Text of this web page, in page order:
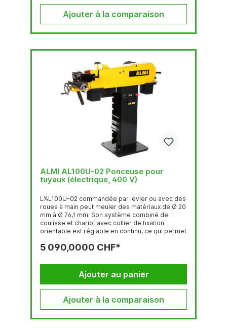
Ajouter à la comparaison
ALMI AL100U-02 Ponceuse pour
tuyaux (électrique, 400 V)
L’AL100U-02 commandée par levier ou avec des
roues à main peut meuler des matériaux de Ø 20
mm à Ø 76,1 mm. Son système combiné de
coulisse et chariot avec collier de fixation
orientable est réglable en continu, ce qui permet
tuyaux à tout angle compris entre 30 et 90º.
des tuyaux carrés, rectangulaires et ronds avec
une plage d’épaisseurs de paroi et elle convient
5 090,0000 CHF*
Ajouter au panier
Ajouter à la comparaison